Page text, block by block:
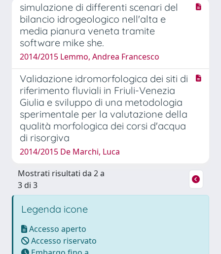
simulazione di differenti scenari del
bilancio idrogeologico nell'alta e
media pianura veneta tramite
software mike she.
2014/2015 Lemmo, Andrea Francesco
Validazione idromorfologica dei siti di
riferimento fluviali in Friuli-Venezia
Giulia e sviluppo di una metodologia
sperimentale per la valutazione della
qualità morfologica dei corsi d'acqua
di risorgiva
2014/2015 De Marchi, Luca
Mostrati risultati da 2 a
3 di 3
Legenda icone
Accesso aperto
Accesso riservato